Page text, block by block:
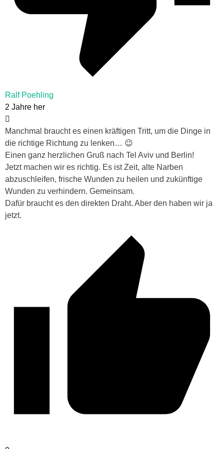
Ralf Poehling
2 Jahre her
Manchmal braucht es einen kräftigen Tritt, um die Dinge in
die richtige Richtung zu lenken… 😉
Einen ganz herzlichen Gruß nach Tel Aviv und Berlin!
Jetzt machen wir es richtig. Es ist Zeit, alte Narben
abzuschleifen, frische Wunden zu heilen und zukünftige
Wunden zu verhindern. Gemeinsam.
Dafür braucht es den direkten Draht. Aber den haben wir ja
jetzt.